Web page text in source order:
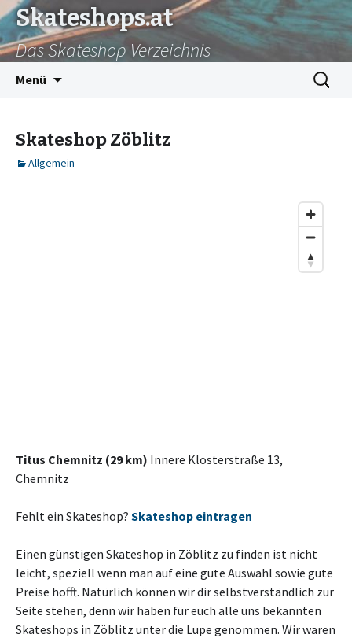
Skateshops.at
Das Skateshop Verzeichnis
Menü
Suchen
nach:
Skateshop Zöblitz
Allgemein
Titus Chemnitz (29 km) Innere Klosterstraße 13,
Chemnitz
Fehlt ein Skateshop? Skateshop eintragen
Einen günstigen Skateshop in Zöblitz zu finden ist nicht
leicht, speziell wenn man auf eine gute Auswahl sowie gute
Preise hofft. Natürlich können wir dir selbstverständlich zur
Seite stehen, denn wir haben für euch alle uns bekannten
Skateshops in Zöblitz unter die Lupe genommen. Wir waren